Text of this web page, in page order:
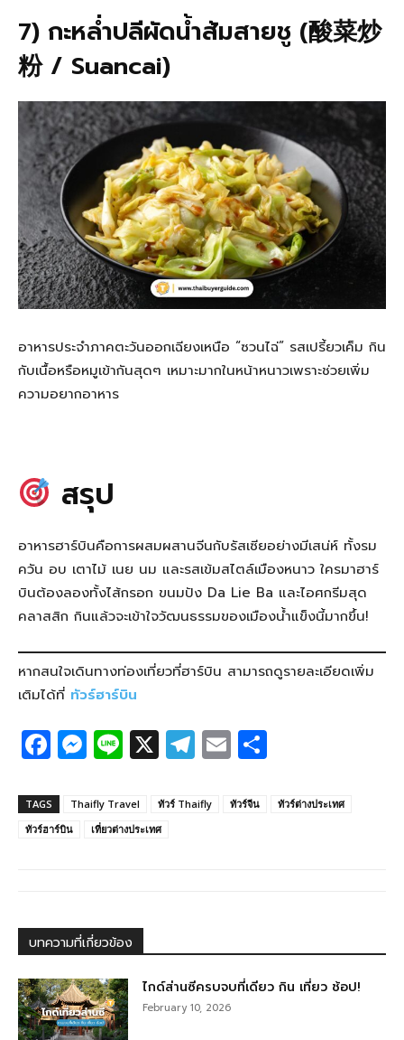
7) กะหล่ำปลีผัดน้ำส้มสายชู (酸菜炒
粉 / Suancai)
อาหารประจำภาคตะวันออกเฉียงเหนือ “ซวนไฉ่” รสเปรี้ยวเค็ม กิน
กับเนื้อหรือหมูเข้ากันสุดๆ เหมาะมากในหน้าหนาวเพราะช่วยเพิ่ม
ความอยากอาหาร
สรุป
อาหารฮาร์บินคือการผสมผสานจีนกับรัสเซียอย่างมีเสน่ห์ ทั้งรม
ควัน อบ เตาไม้ เนย นม และรสเข้มสไตล์เมืองหนาว ใครมาฮาร์
บินต้องลองทั้งไส้กรอก ขนมปัง Da Lie Ba และไอศกรีมสุด
คลาสสิก กินแล้วจะเข้าใจวัฒนธรรมของเมืองน้ำแข็งนี้มากขึ้น!
หากสนใจเดินทางท่องเที่ยวที่ฮาร์บิน สามารถดูรายละเอียดเพิ่ม
เติมได้ที่ ทัวร์ฮาร์บิน
F
a
c
e
o
k
M
e
ss
e
er
Li
n
e
X T
el
e
E
m
ail ar
TAGS Thaifly Travel ทัวร์ Thaifly ทัวร์จีน
ทัวร์ต่างประเทศ
ทัวร์ฮาร์บิน
เที่ยวต่างประเทศ
บทความที่เกี่ยวข้อง
ไกด์ส่านซีครบจบที่เดียว กิน เที่ยว ช้อป!
February 10, 2026